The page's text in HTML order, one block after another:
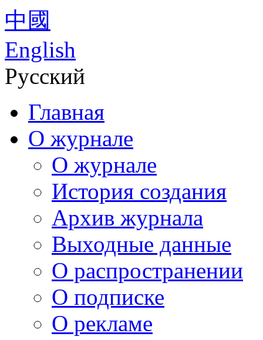
中國
English
Русский
Главная
О журнале
О журнале
История создания
Архив журнала
Выходные данные
О распространении
О подписке
О рекламе